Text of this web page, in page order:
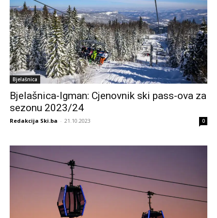
Bjelašnica
Bjelašnica-Igman: Cjenovnik ski pass-ova za
sezonu 2023/24
Redakcija Ski.ba - 21.10.2023 0